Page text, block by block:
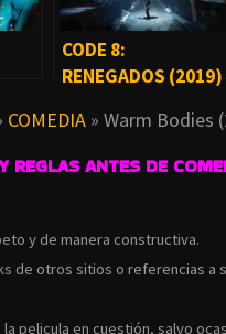
CODE 8:
RENEGADOS (2019)
COMEDIA » Warm Bodies
REGLAS ANTES DE
y de manera constructiva.
de otros sitios o referencias a
la pelicula en cuestión, salvo